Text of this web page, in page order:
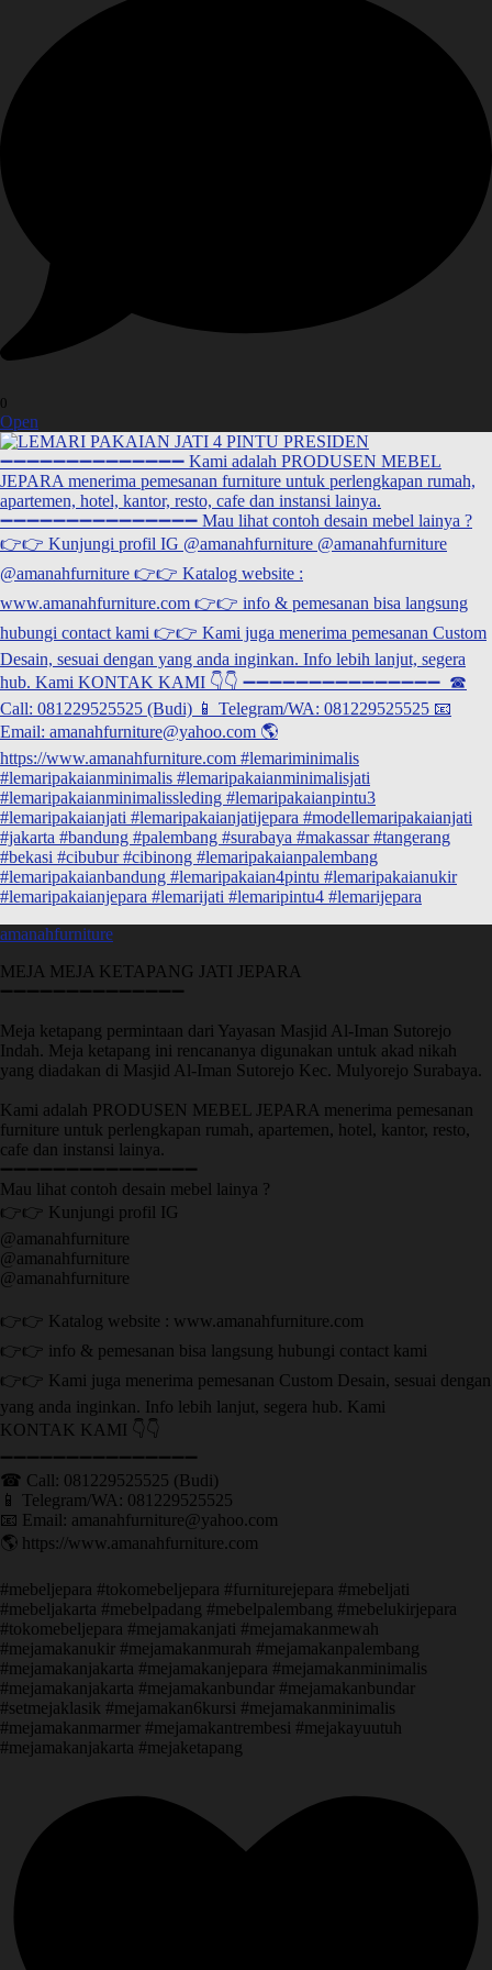
0
Open
amanahfurniture
MEJA MEJA KETAPANG JATI JEPARA
➖➖➖➖➖➖➖➖➖➖➖➖➖➖
Meja ketapang permintaan dari Yayasan Masjid Al-Iman Sutorejo
Indah. Meja ketapang ini rencananya digunakan untuk akad nikah
yang diadakan di Masjid Al-Iman Sutorejo Kec. Mulyorejo Surabaya.
Kami adalah PRODUSEN MEBEL JEPARA menerima pemesanan
furniture untuk perlengkapan rumah, apartemen, hotel, kantor, resto,
cafe dan instansi lainya.
➖➖➖➖➖➖➖➖➖➖➖➖➖➖➖
Mau lihat contoh desain mebel lainya ?
👉👉 Kunjungi profil IG
@amanahfurniture
@amanahfurniture
@amanahfurniture
👉👉 Katalog website : www.amanahfurniture.com
👉👉 info & pemesanan bisa langsung hubungi contact kami
👉👉 Kami juga menerima pemesanan Custom Desain, sesuai dengan
yang anda inginkan. Info lebih lanjut, segera hub. Kami
KONTAK KAMI 👇👇
➖➖➖➖➖➖➖➖➖➖➖➖➖➖➖ ㅤ
☎ Call: 081229525525 (Budi)
📱 Telegram/WA: 081229525525
📧 Email: amanahfurniture@yahoo.com
🌎 https://www.amanahfurniture.com
#mebeljepara #tokomebeljepara #furniturejepara #mebeljati
#mebeljakarta #mebelpadang #mebelpalembang #mebelukirjepara
#tokomebeljepara #mejamakanjati #mejamakanmewah
#mejamakanukir #mejamakanmurah #mejamakanpalembang
#mejamakanjakarta #mejamakanjepara #mejamakanminimalis
#mejamakanjakarta #mejamakanbundar #mejamakanbundar
#setmejaklasik #mejamakan6kursi #mejamakanminimalis
#mejamakanmarmer #mejamakantrembesi #mejakayuutuh
#mejamakanjakarta #mejaketapang